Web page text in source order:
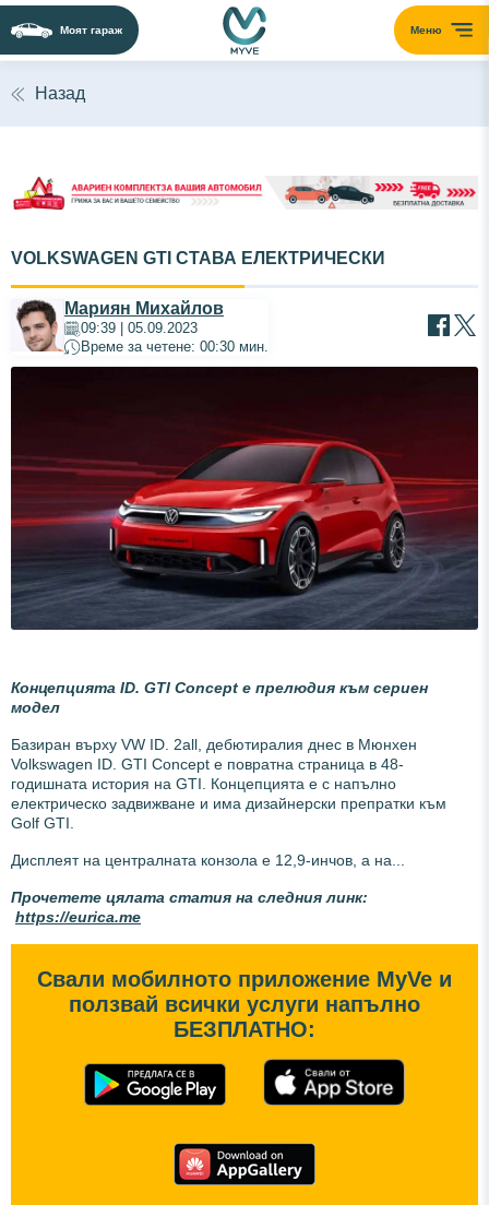
Меню
Моят гараж
Назад
VOLKSWAGEN GTI СТАВА ЕЛЕКТРИЧЕСКИ
Мариян Михайлов
09:39 | 05.09.2023
Време за четене: 00:30 мин.
Концепцията ID. GTI Concept е прелюдия към сериен
модел
Базиран върху VW ID. 2all, дебютиралия днес в Мюнхен
Volkswagen ID. GTI Concept е повратна страница в 48-
годишната история на GTI. Концепцията е с напълно
електрическо задвижване и има дизайнерски препратки към
Golf GTI.
Дисплеят на централната конзола е 12,9-инчов, а на...
Прочетете цялата статия на следния линк:
https://eurica.me
Свали мобилното приложение MyVe и
ползвай всички услуги напълно
БЕЗПЛАТНО: